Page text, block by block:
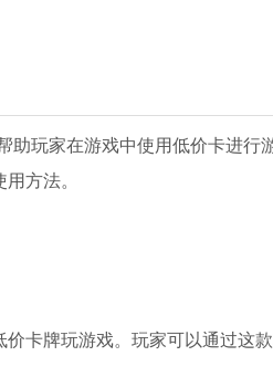
助玩家在游戏中使用低价卡进行
方法。
卡牌玩游戏。玩家可以通过这